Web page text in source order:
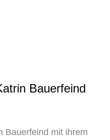
Bauerfeind
Bauerfeind mit ihrem